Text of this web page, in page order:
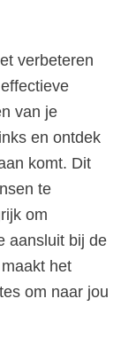
verbeteren
van je
en ontdek
komt. Dit
te
om
aansluit bij de
het
om naar jou